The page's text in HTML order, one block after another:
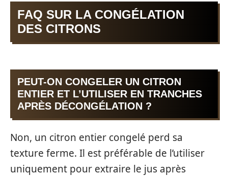
FAQ SUR LA CONGÉLATION
DES CITRONS
PEUT-ON CONGELER UN CITRON
ENTIER ET L’UTILISER EN TRANCHES
APRÈS DÉCONGÉLATION ?
Non, un citron entier congelé perd sa
texture ferme. Il est préférable de l’utiliser
uniquement pour extraire le jus après